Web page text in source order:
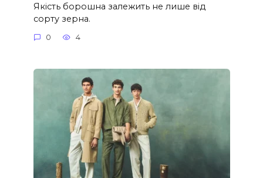
Якість борошна залежить не лише від
сорту зерна.
0 4